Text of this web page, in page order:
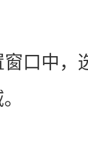
口中